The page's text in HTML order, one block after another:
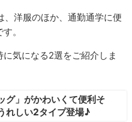
、洋服のほか、通勤通学に便
。
気になる2選をご紹介しま
グ」がかわいくて便利そ
れしい2タイプ登場♪